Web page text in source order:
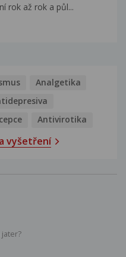
rok až rok a půl...
Analgetika
Antivirotika
vyšetření